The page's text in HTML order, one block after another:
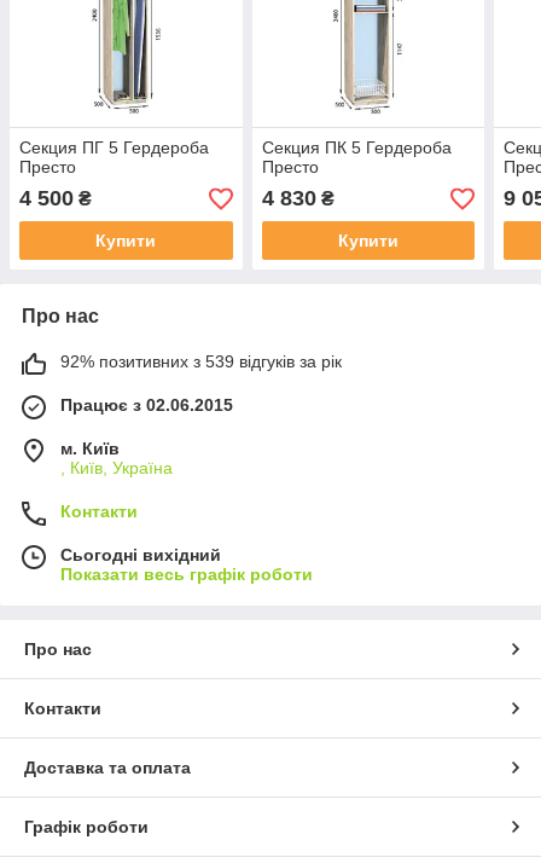
Секция ПГ 5 Гердероба
Престо
4 500 ₴
Купити
Секция ПК 5 Гердероба
Престо
4 830₴
Купити
9
Про нас
92% позитивних з 539 відгуків за рік
Працює з 02.06.2015
м. Київ
, Київ, Україна
Контакти
Сьогодні вихідний
Показати весь графік роботи
Про нас
Контакти
Доставка та оплата
Графік роботи